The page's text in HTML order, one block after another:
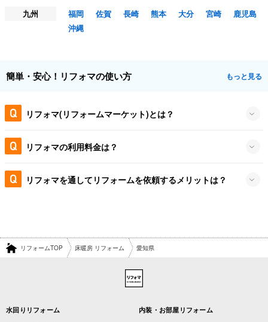
九州
福岡 佐賀 長崎 熊本 大分 宮崎
鹿児島
沖縄
簡単・安心！リフォマの使い方 もっと見る
リフォマ(リフォームマーケット)とは？
リフォマの利用料金は？
リフォマを通してリフォームを依頼するメリットは？
リフォームTOP 床暖房 リフォーム 愛知県
水回りリフォーム 内装・お部屋リフォーム